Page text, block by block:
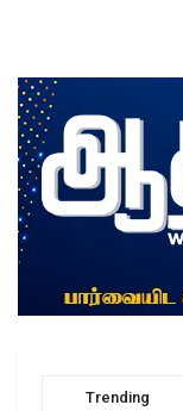
Trending